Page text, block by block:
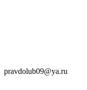
pravdolub09@ya.ru